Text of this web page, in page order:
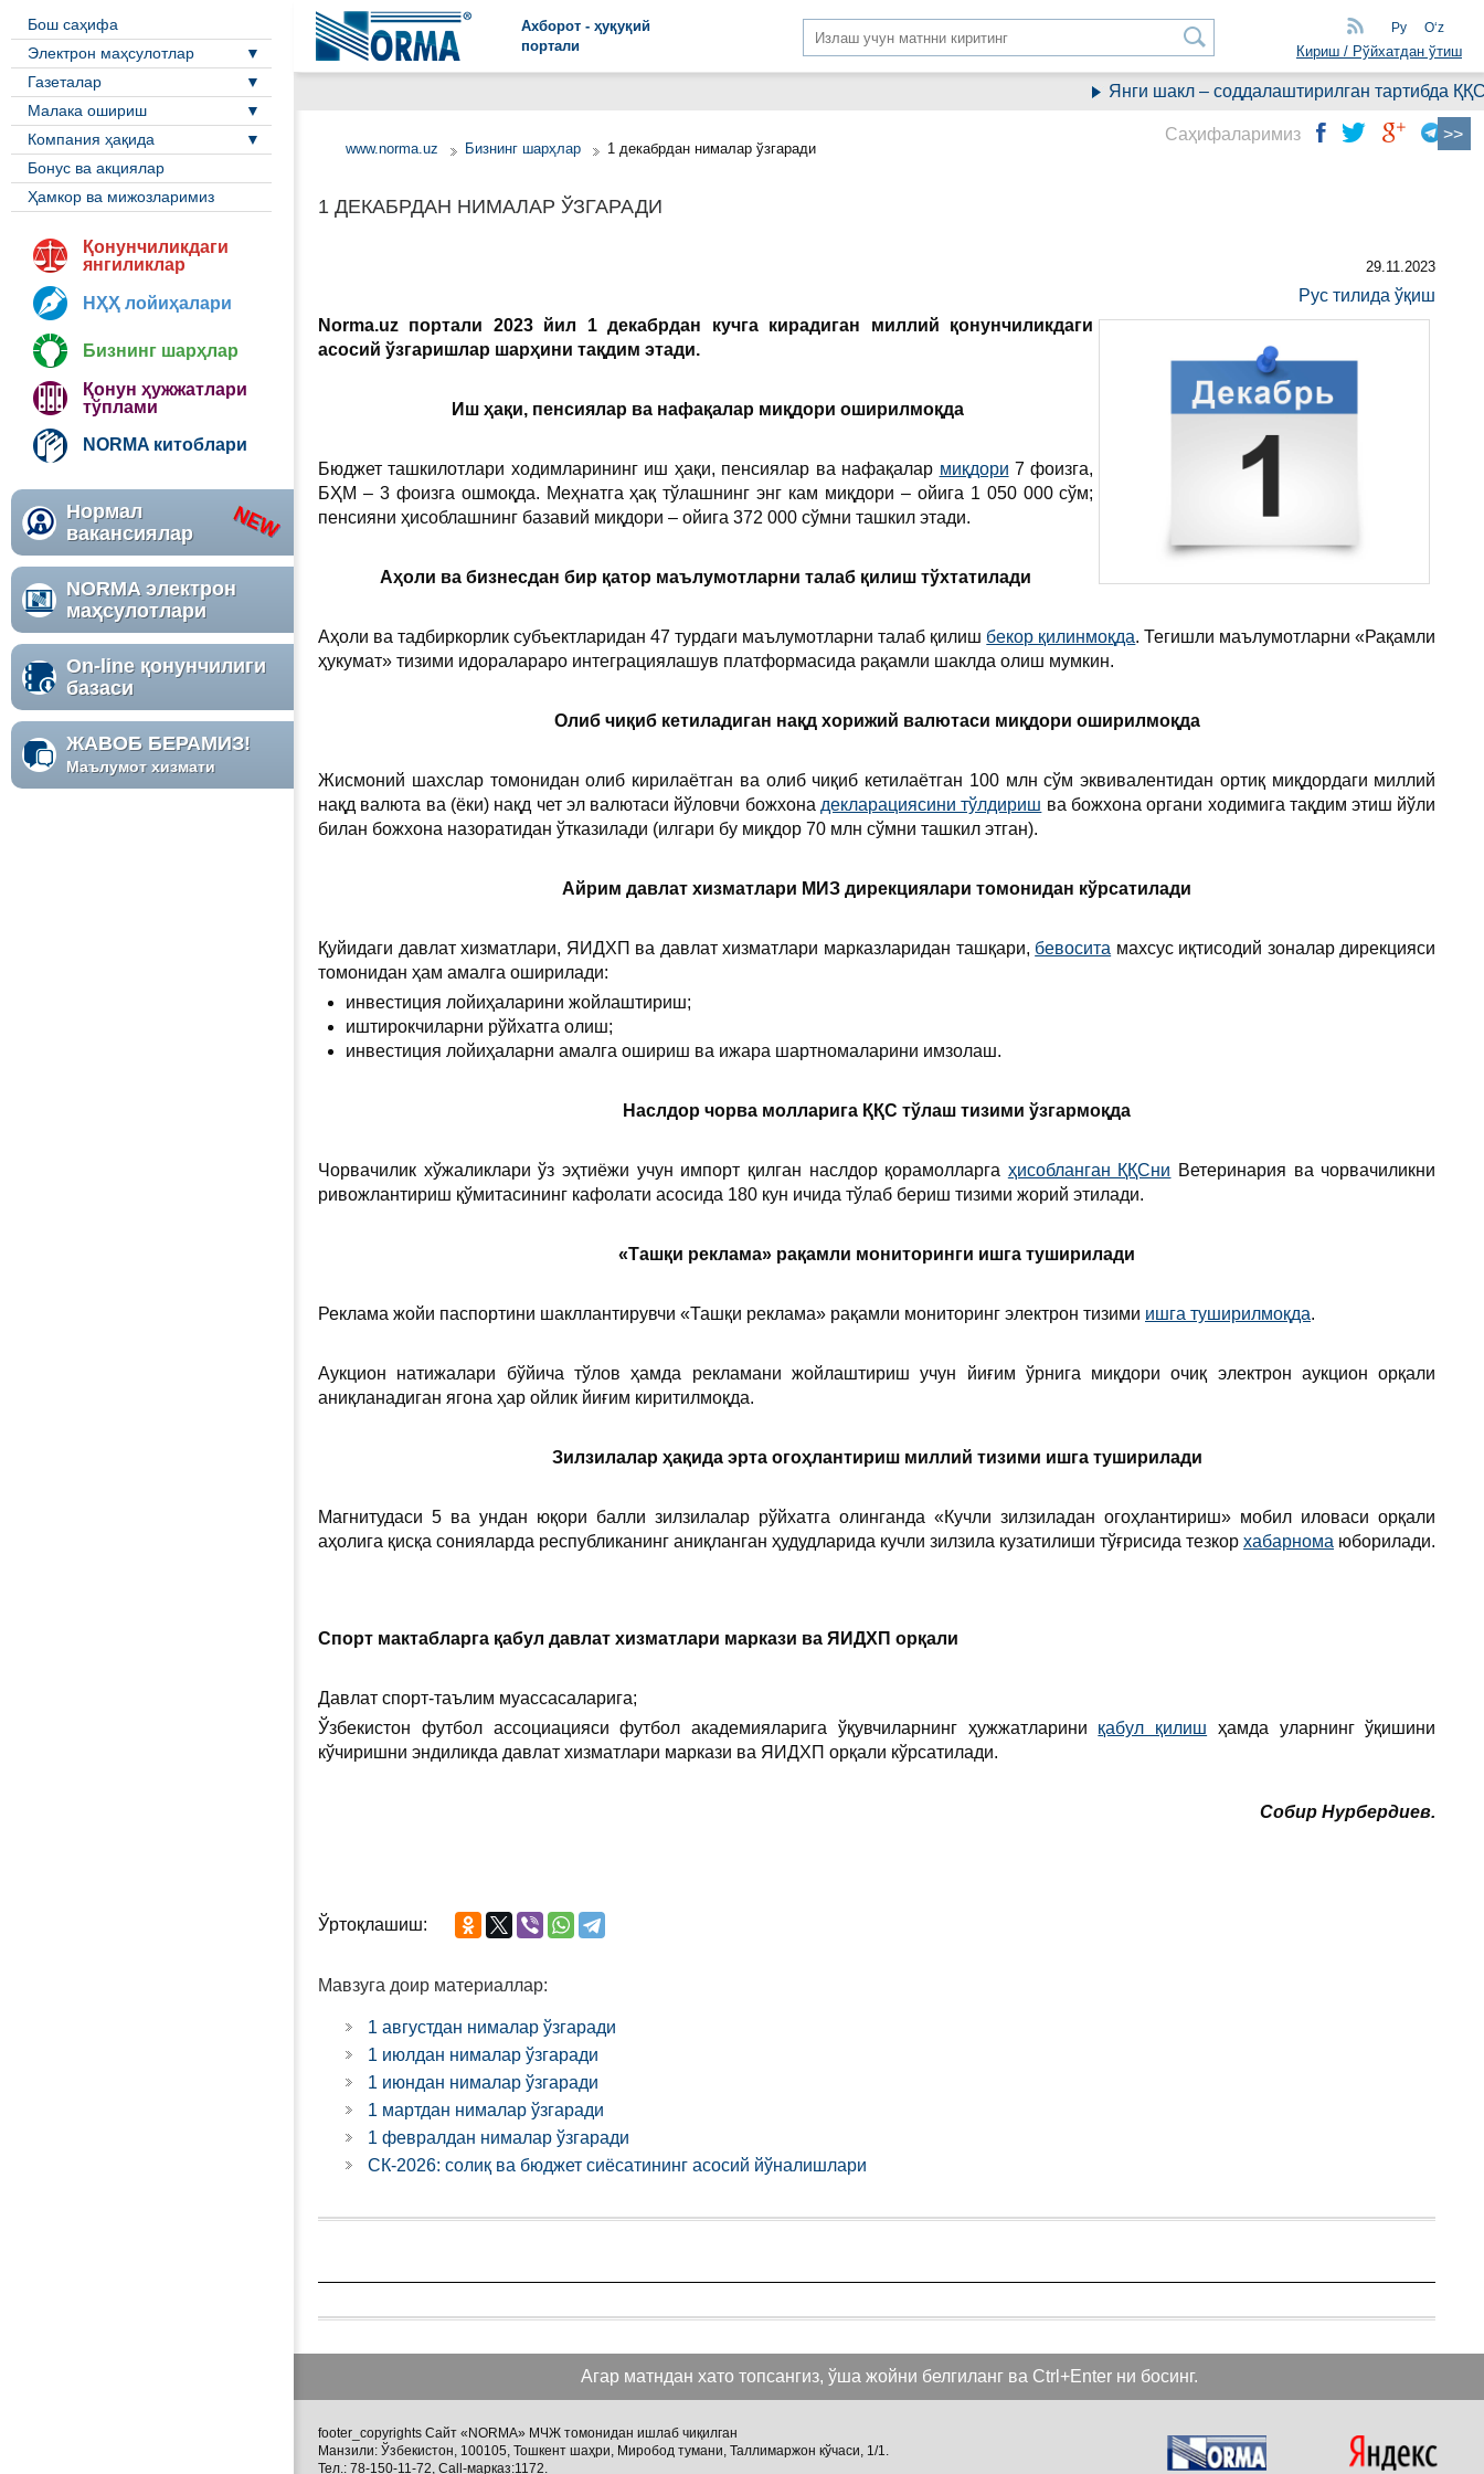
Aхборот - ҳуқуқий
портали
Ру Oʻz
Кириш / Рўйхатдан ўтиш
Бош саҳифа
Электрон маҳсулотлар
Газеталар
Малака ошириш
Компания ҳақида
Бонус ва акциялар
Ҳамкор ва мижозларимиз
Қонунчиликдаги
янгиликлар
НҲҲ лойиҳалари
Бизнинг шарҳлар
Қонун ҳужжатлари
тўплами
NORMA китоблари
Нормал
вакансиялар
NORMA электрон
маҳсулотлари
On-line қонунчилиги
базаси
ЖАВОБ БЕРАМИЗ!
Маълумот хизмати
Янги шакл – соддалаштирилган тартибда ҚҚС
www.norma.uz Бизнинг шарҳлар 1 декабрдан нималар ўзгаради
1 ДЕКАБРДАН НИМАЛАР ЎЗГАРАДИ
29.11.2023
Рус тилида ўқиш
Norma.uz портали 2023 йил 1декабрдан кучга кирадиган миллий қонунчиликдаги
асосий ўзгаришлар шарҳини тақдим этади.
Иш ҳақи, пенсиялар ва нафақалар миқдори оширилмоқда
Бюджет ташкилотлари ходимларининг иш ҳақи, пенсиялар ва нафақалар миқдори 7 фоизга,
БҲМ – 3 фоизга ошмоқда. Меҳнатга ҳақ тўлашнинг энг кам миқдори – ойига 1 050 000 сўм;
пенсияни ҳисоблашнинг базавий миқдори – ойига 372 000 сўмни ташкил этади.
Аҳоли ва бизнесдан бир қатор маълумотларни талаб қилиш тўхтатилади
Аҳоли ва тадбиркорлик субъектларидан 47 турдаги маълумотларни талаб қилиш бекор қилинмоқда. Тегишли маълумотларни «Рақамли
ҳукумат» тизими идоралараро интеграциялашув платформасида рақамли шаклда олиш мумкин.
Олиб чиқиб кетиладиган нақд хорижий валютаси миқдори оширилмоқда
Жисмоний шахслар томонидан олиб кирилаётган ва олиб чиқиб кетилаётган 100 млн сўм эквивалентидан ортиқ миқдордаги миллий
нақд валюта ва (ёки) нақд чет эл валютаси йўловчи божхона декларациясини тўлдириш ва божхона органи ходимига тақдим этиш йўли
билан божхона назоратидан ўтказилади (илгари бу миқдор 70 млн сўмни ташкил этган).
Айрим давлат хизматлари МИЗ дирекциялари томонидан кўрсатилади
Қуйидаги давлат хизматлари, ЯИДХП ва давлат хизматлари марказларидан ташқари, бевосита махсус иқтисодий зоналар дирекцияси
томонидан ҳам амалга оширилади:
инвестиция лойиҳаларини жойлаштириш;
иштирокчиларни рўйхатга олиш;
инвестиция лойиҳаларни амалга ошириш ва ижара шартномаларини имзолаш.
Наслдор чорва молларига ҚҚС тўлаш тизими ўзгармоқда
Чорвачилик хўжаликлари ўз эҳтиёжи учун импорт қилган наслдор қорамолларга ҳисобланган ҚҚСни Ветеринария ва чорвачиликни
ривожлантириш қўмитасининг кафолати асосида 180 кун ичида тўлаб бериш тизими жорий этилади.
«Ташқи реклама» рақамли мониторинги ишга туширилади
Реклама жойи паспортини шакллантирувчи «Ташқи реклама» рақамли мониторинг электрон тизими ишга туширилмоқда.
Аукцион натижалари бўйича тўлов ҳамда рекламани жойлаштириш учун йиғим ўрнига миқдори очиқ электрон аукцион орқали
аниқланадиган ягона ҳар ойлик йиғим киритилмоқда.
Зилзилалар ҳақида эрта огоҳлантириш миллий тизими ишга туширилади
Магнитудаси 5 ва ундан юқори балли зилзилалар рўйхатга олинганда «Кучли зилзиладан огоҳлантириш» мобил иловаси орқали
аҳолига қисқа сонияларда республиканинг аниқланган ҳудудларида кучли зилзила кузатилиши тўғрисида тезкор хабарнома юборилади.
Спорт мактабларга қабул давлат хизматлари маркази ва ЯИДХП орқали
Давлат спорт-таълим муассасаларига;
Ўзбекистон футбол ассоциацияси футбол академияларига ўқувчиларнинг ҳужжатларини қабул қилиш ҳамда уларнинг ўқишини
кўчиришни эндиликда давлат хизматлари маркази ва ЯИДХП орқали кўрсатилади.
Собир Нурбердиев.
Ўртоқлашиш:
Мавзуга доир материаллар:
1 августдан нималар ўзгаради
1 июлдан нималар ўзгаради
1 июндан нималар ўзгаради
1 мартдан нималар ўзгаради
1 февралдан нималар ўзгаради
СК-2026: солиқ ва бюджет сиёсатининг асосий йўналишлари
Саҳифаларимиз
Агар матндан хато топсангиз, ўша жойни белгиланг ва Ctrl+Enter ни босинг.
footer_copyrights Сайт «NORMA» МЧЖ томонидан ишлаб чиқилган
Манзили: Ўзбекистон, 100105, Тошкент шаҳри, Миробод тумани, Таллимаржон кўчаси, 1/1.
Тел.: 78-150-11-72, Call-марказ:1172.